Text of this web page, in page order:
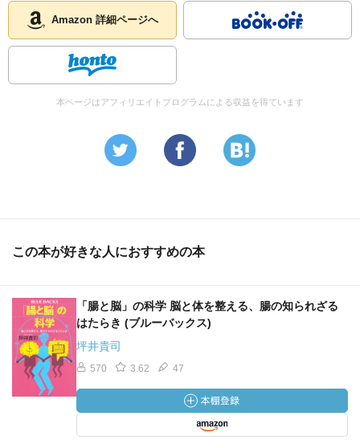
Amazon 詳細ページへ
本ページはアフィリエイトプログラムによる収益を得ています
この本が好きな人におすすめの本
「腸と脳」の科学 脳と体を整える、腸の知られざる
はたらき (ブルーバックス)
坪井貴司
570 3.62 47